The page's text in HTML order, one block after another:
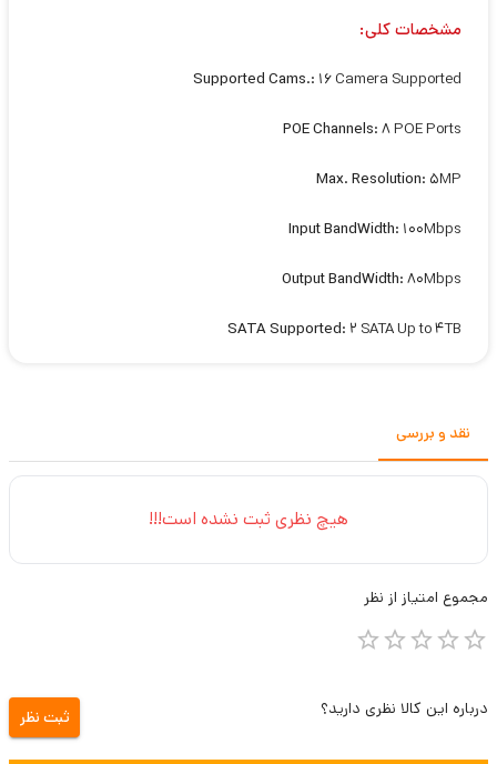
مشخصات کلی:
Supported Cams.: 16 Camera Supported
POE Channels: 8 POE Ports
Max. Resolution: 5MP
Input BandWidth: 100Mbps
Output BandWidth: 80Mbps
SATA Supported: 2 SATA Up to 4TB
نقد و بررسی
مجموع امتیاز از نظر
درباره این کالا نظری دارید؟ ثبت نظر
هیچ نظری ثبت نشده است!!!